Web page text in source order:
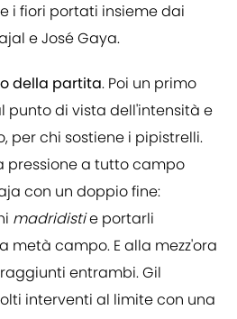
i fiori portati insieme dai
e José Gaya.
della partita. Poi un primo
punto di vista dell'intensità e
per chi sostiene i pipistrelli.
pressione a tutto campo
con un doppio fine:
madridistie portarli
metà campo. E alla mezz'ora
entrambi. Gil
interventi al limite con una